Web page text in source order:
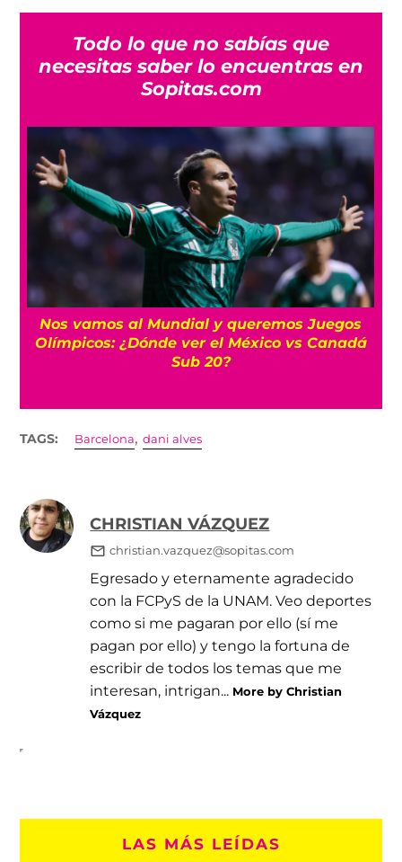
Todo lo que no sabías que
necesitas saber lo encuentras en
Sopitas.com
Nos vamos al Mundial y queremos Juegos
Olímpicos: ¿Dónde ver el México vs Canadá
Sub 20?
TAGS: Barcelona,dani alves
CHRISTIAN VÁZQUEZ
christian.vazquez@sopitas.com
Egresado y eternamente agradecido
con la FCPyS de la UNAM. Veo deportes
como si me pagaran por ello (sí me
pagan por ello) y tengo la fortuna de
escribir de todos los temas que me
interesan, intrigan... More by Christian
Vázquez
LAS MÁS LEÍDAS